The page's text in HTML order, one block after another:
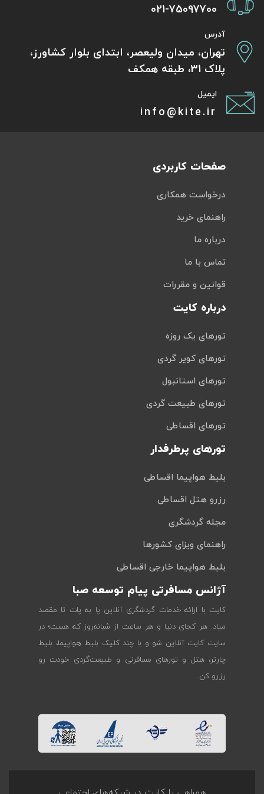
021-75097700
آدرس
تهران، میدان ولیعصر، ابتدای بلوار کشاورز،
پلاک 31، طبقه همکف
ایمیل
info@kite.ir
صفحات کاربردی
درخواست همکاری
راهنمای خرید
درباره ما
تماس با ما
قوانین و مقررات
درباره کایت
تورهای یک روزه
تورهای کویر گردی
تورهای استانبول
تورهای طبیعت گردی
تورهای اقساطی
تورهای پرطرفدار
بلیط هواپیما اقساطی
رزرو هتل اقساطی
مجله گردشگری
راهنمای ویزای کشورها
بلیط هواپیما خارجی اقساطی
آژانس مسافرتی پیام توسعه صبا
کایت با ارائه خدمات گردشگری آنلاین پا به پات تا مقصد
میاد. هر کجای دنیا و هر ساعت از شبانه‌روز که هست؛ در
سایت کایت آنلاین شو و با چند کلیک بلیط هواپیما، بلیط
چارتر، هتل و تورهای مسافرتی و طبیعت‌گردی خودت رو
رزرو کن.